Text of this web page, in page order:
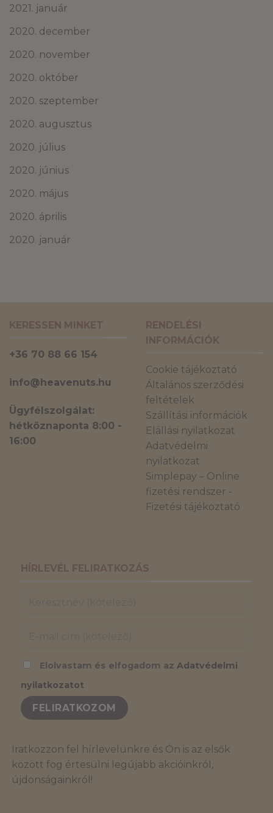
2021. január
2020. december
2020. november
2020. október
2020. szeptember
2020. augusztus
2020. július
2020. június
2020. május
2020. április
2020. január
KERESSEN MINKET
+36 70 88 66 154
info@heavenuts.hu
Ügyfélszolgálat:
hétköznaponta 8:00 -
16:00
RENDELÉSI
INFORMÁCIÓK
Cookie tájékoztató
Általános szerződési
feltételek
Szállítási információk
Elállási nyilatkozat
Adatvédelmi
nyilatkozat
Simplepay – Online
fizetési rendszer -
Fizetési tájékoztató
HÍRLEVÉL FELIRATKOZÁS
Elolvastam és elfogadom az Adatvédelmi
nyilatkozatot
Iratkozzon fel hírlevelünkre és Ön is az elsők
között fog értesülni legújabb akcióinkról,
újdonságainkról!